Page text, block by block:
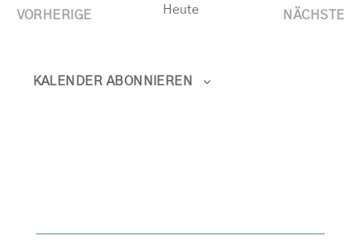
VORHERIGE Heute NÄCHSTE
KALENDER ABONNIEREN